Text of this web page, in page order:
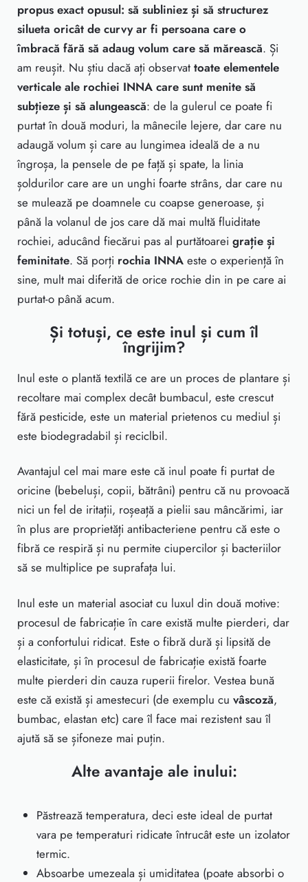
propus exact opusul: să subliniez și să structurez
silueta oricât de curvy ar fi persoana care o
îmbracă fără să adaug volum care să mărească. Și
am reușit. Nu știu dacă ați observat toate elementele
verticale ale rochiei INNA care sunt menite să
subțieze și să alungească: de la gulerul ce poate fi
purtat în două moduri, la mânecile lejere, dar care nu
adaugă volum și care au lungimea ideală de a nu
îngroșa, la pensele de pe față și spate, la linia
șoldurilor care are un unghi foarte strâns, dar care nu
se mulează pe doamnele cu coapse generoase, și
până la volanul de jos care dă mai multă fluiditate
rochiei, aducând fiecărui pas al purtătoarei grație și
feminitate. Să porți rochia INNA este o experiență în
sine, mult mai diferită de orice rochie din in pe care ai
purtat-o până acum.
Și totuși, ce este inul și cum îl
îngrijim?
Inul este o plantă textilă ce are un proces de plantare și
recoltare mai complex decât bumbacul, este crescut
fără pesticide, este un material prietenos cu mediul și
este biodegradabil și reciclbil.
Avantajul cel mai mare este că inul poate fi purtat de
oricine (bebeluși, copii, bătrâni) pentru că nu provoacă
nici un fel de iritații, roșeață a pielii sau mâncărimi, iar
în plus are proprietăți antibacteriene pentru că este o
fibră ce respiră și nu permite ciupercilor și bacteriilor
să se multiplice pe suprafața lui.
Inul este un material asociat cu luxul din două motive:
procesul de fabricație în care există multe pierderi, dar
și a confortului ridicat. Este o fibră dură și lipsită de
elasticitate, și în procesul de fabricație există foarte
multe pierderi din cauza ruperii firelor. Vestea bună
este că există și amestecuri (de exemplu cu vâscoză,
bumbac, elastan etc) care îl face mai rezistent sau îl
ajută să se șifoneze mai puțin.
Alte avantaje ale inului:
Păstrează temperatura, deci este ideal de purtat
vara pe temperaturi ridicate întrucât este un izolator
termic.
Absoarbe umezeala și umiditatea (poate absorbi o